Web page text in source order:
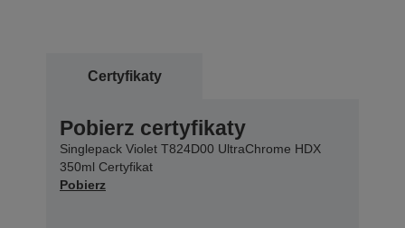
Certyfikaty
Pobierz certyfikaty
Singlepack Violet T824D00 UltraChrome HDX
350ml Certyfikat
Pobierz